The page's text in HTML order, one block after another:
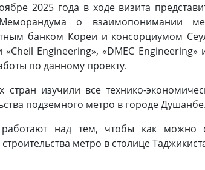
2025 года в ходе визита
о взаимопонимании
банком Кореи и консорциумом
Engineering», «DMEC
по данному проекту.
стран изучили все технико-
подземного метро в городе Душанбе.
над тем, чтобы как можно
метро в столице